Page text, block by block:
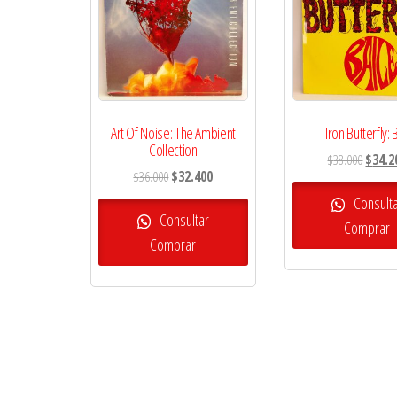
Art Of Noise: The Ambient
Collection
$36.000El
precio
original
era:
$36.000.
$32.400El
precio
$32.400.
Consultar
Comprar
Iron Butterfly:
$38.000El
precio
original
era:
$38.000.
$
Comprar